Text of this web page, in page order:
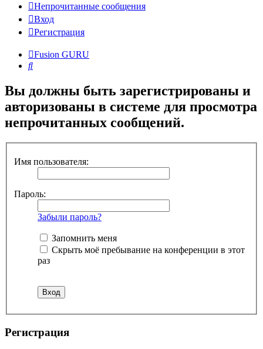
Непрочитанные сообщения
Вход
Регистрация
Fusion GURU
Поиск
Вы должны быть зарегистрированы и
авторизованы в системе для просмотра
непрочитанных сообщений.
Имя пользователя:
Пароль:
Забыли пароль?
Запомнить меня
Скрыть моё пребывание на конференции в этот
раз
Регистрация